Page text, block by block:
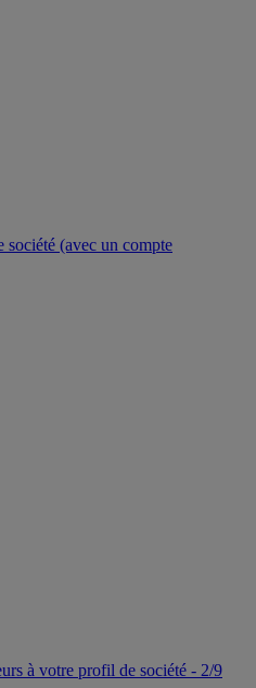
(avec un compte
à votre profil de société - 2/9